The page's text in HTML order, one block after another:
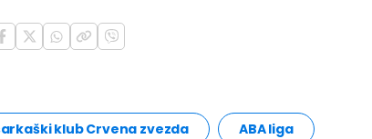
klub Crvena zvezda ABA liga